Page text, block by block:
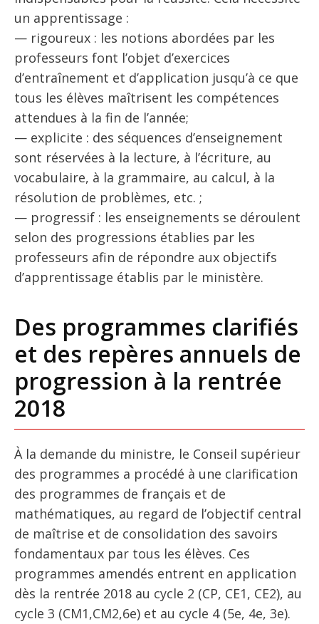
un apprentissage :
— rigoureux : les notions abordées par les
professeurs font l’objet d’exercices
d’entraînement et d’application jusqu’à ce que
tous les élèves maîtrisent les compétences
attendues à la fin de l’année;
— explicite : des séquences d’enseignement
sont réservées à la lecture, à l’écriture, au
vocabulaire, à la grammaire, au calcul, à la
résolution de problèmes, etc. ;
— progressif : les enseignements se déroulent
selon des progressions établies par les
professeurs afin de répondre aux objectifs
d’apprentissage établis par le ministère.
Des programmes clarifiés
et des repères annuels de
progression à la rentrée
2018
À la demande du ministre, le Conseil supérieur
des programmes a procédé à une clarification
des programmes de français et de
mathématiques, au regard de l’objectif central
de maîtrise et de consolidation des savoirs
fondamentaux par tous les élèves. Ces
programmes amendés entrent en application
dès la rentrée 2018 au cycle 2 (CP, CE1, CE2), au
cycle 3 (CM1,­CM2,­6e) et au cycle 4 (5e, 4e, 3e).